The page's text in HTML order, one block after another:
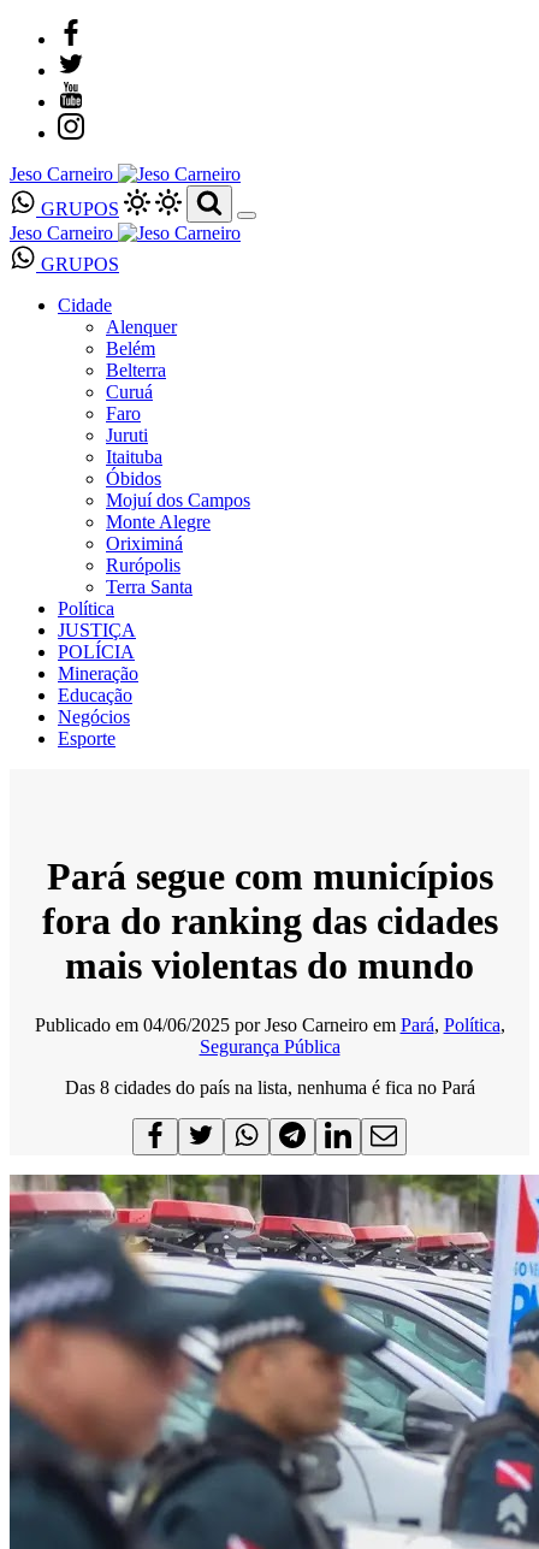
Jeso Carneiro
GRUPOS
Jeso Carneiro
GRUPOS
Cidade
Alenquer
Belém
Belterra
Curuá
Faro
Juruti
Itaituba
Óbidos
Mojuí dos Campos
Monte Alegre
Oriximiná
Rurópolis
Terra Santa
Política
JUSTIÇA
POLÍCIA
Mineração
Educação
Negócios
Esporte
Pará segue com municípios
fora do ranking das cidades
mais violentas do mundo
Publicado em 04/06/2025 porJeso Carneiro em Pará, Política,
Segurança Pública
Das 8 cidades do país na lista, nenhuma é fica no Pará